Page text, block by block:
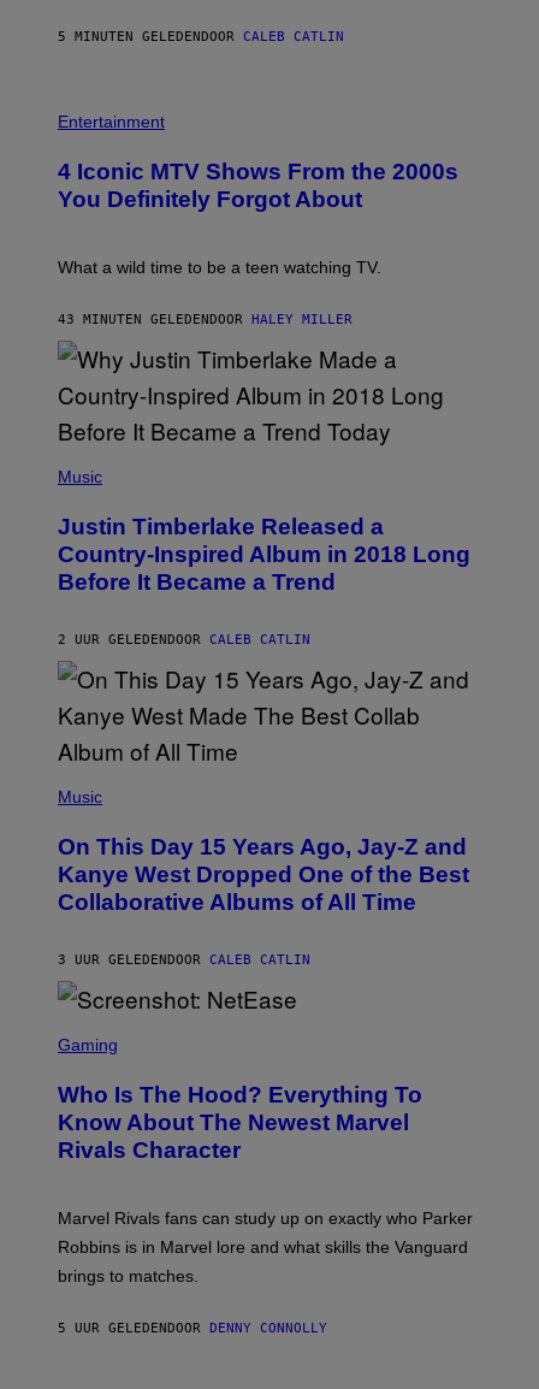
B
O
B
R
T
S
E
D
E
N
)
5 MINUTEN GELEDEN DOOR CALEB CATLIN
H
O
:
P
E
R
M
R
/
G
E
T
I
M
A
G
E
Entertainment
4 Iconic MTV Shows From the 2000s
You Definitely Forgot About
What a wild time to be a teen watching TV.
43 MINUTEN GELEDEN DOOR HALEY MILLER
P
T
O
B
Y
R
S
O
P
H
E
P
L
K
/
B
P
H
O
B
N
K
/
N
B
N
V
E
R
A
Music
Justin Timberlake Released a
Country-Inspired Album in 2018 Long
Before It Became a Trend
2 UUR GELEDEN DOOR CALEB CATLIN
P
T
O
B
Y
N
E
O
Z
A
R
K
G
E
T
Y
A
Music
On This Day 15 Years Ago, Jay-Z and
Kanye West Dropped One of the Best
Collaborative Albums of All Time
3 UUR GELEDEN DOOR CALEB CATLIN
C
E
N
S
H
N
E
E
E
Gaming
Who Is The Hood? Everything To
Know About The Newest Marvel
Rivals Character
Marvel Rivals fans can study up on exactly who Parker
Robbins is in Marvel lore and what skills the Vanguard
brings to matches.
5 UUR GELEDEN DOOR DENNY CONNOLLY